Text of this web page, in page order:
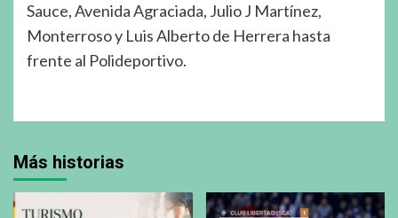
Sauce, Avenida Agraciada, Julio J Martínez,
Monterroso y Luis Alberto de Herrera hasta
frente al Polideportivo.
Más historias